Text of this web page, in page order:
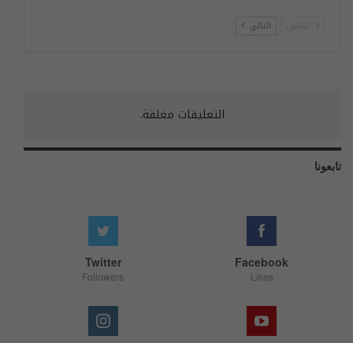
التالي
التعليقات مغلقة.
تابعونا
Facebook
Likes
Twitter
Followers